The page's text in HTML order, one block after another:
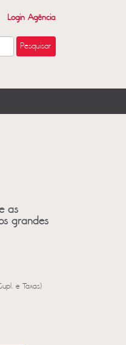
Login Agência
as
grandes
e Taxas)